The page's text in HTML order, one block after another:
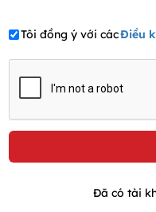
Tôi đồng ý với cácĐiều
Đã có tài